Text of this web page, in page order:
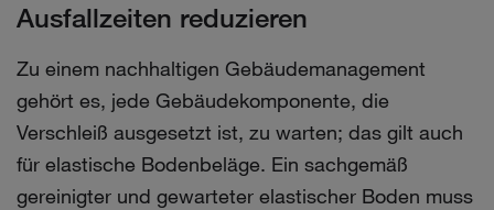
Ausfallzeiten reduzieren
Zu einem nachhaltigen Gebäudemanagement
gehört es, jede Gebäudekomponente, die
Verschleiß ausgesetzt ist, zu warten; das gilt auch
für elastische Bodenbeläge. Ein sachgemäß
gereinigter und gewarteter elastischer Boden muss